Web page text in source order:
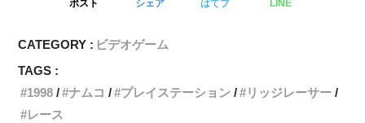
ポスト シェア はてブ LINE
CATEGORY : ビデオゲーム
TAGS :
1998
ナムコ プレイステーション
リッジレーサー
レース